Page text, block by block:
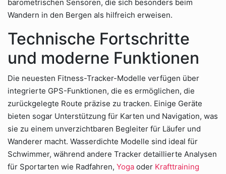
barometrischen Sensoren, die sich besonders beim
Wandern in den Bergen als hilfreich erweisen.
Technische Fortschritte
und moderne Funktionen
Die neuesten Fitness-Tracker-Modelle verfügen über
integrierte GPS-Funktionen, die es ermöglichen, die
zurückgelegte Route präzise zu tracken. Einige Geräte
bieten sogar Unterstützung für Karten und Navigation, was
sie zu einem unverzichtbaren Begleiter für Läufer und
Wanderer macht. Wasserdichte Modelle sind ideal für
Schwimmer, während andere Tracker detaillierte Analysen
für Sportarten wie Radfahren, Yoga oder Krafttraining